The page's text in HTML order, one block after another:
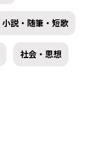
小説・随筆・短歌
社会・思想